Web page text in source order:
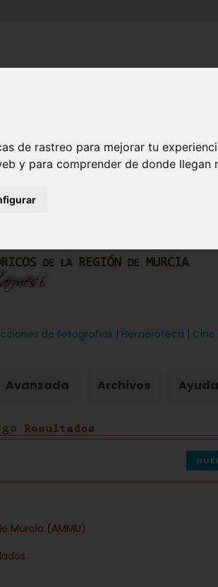
de rastreo para mejorar tu
y para comprender de donde llegan
Archivos
de fotografías | Hemeroteca |
Avanzada Archivos Ayuda
Murcia (AMMU)